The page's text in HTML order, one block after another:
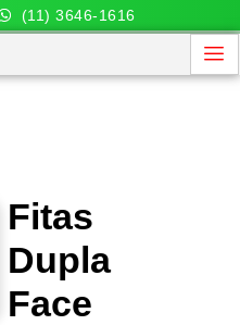
(11) 3646-1616
Fitas
Dupla
Face